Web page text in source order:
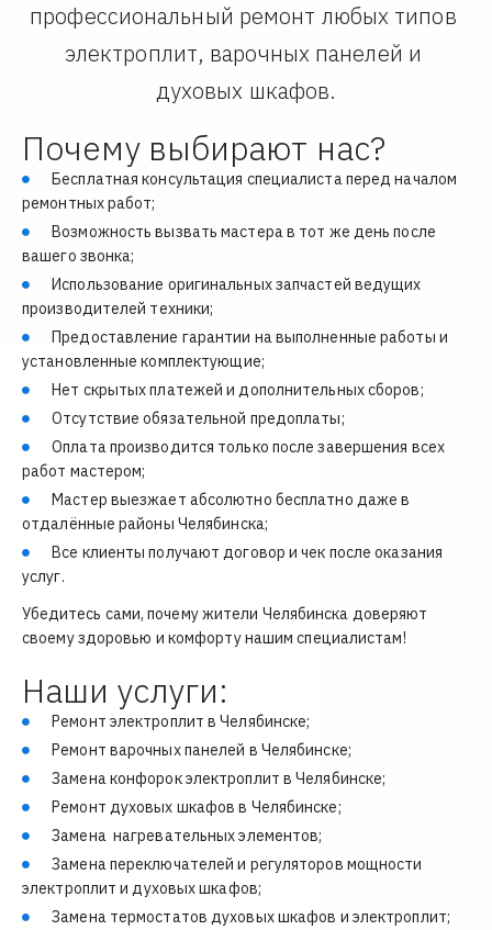
профессиональный ремонт любых типов
электроплит, варочных панелей и
духовых шкафов.
Почему выбирают нас?
Бесплатная консультация специалиста перед началом
ремонтных работ;
Возможность вызвать мастера в тот же день после
вашего звонка;
Использование оригинальных запчастей ведущих
производителей техники;
Предоставление гарантии на выполненные работы и
установленные комплектующие;
Нет скрытых платежей и дополнительных сборов;
Отсутствие обязательной предоплаты;
Оплата производится только после завершения всех
работ мастером;
Мастер выезжает абсолютно бесплатно даже в
отдалённые районы Челябинска;
Все клиенты получают договор и чек после оказания
услуг.
Убедитесь сами, почему жители Челябинска доверяют
своему здоровью и комфорту нашим специалистам!
Наши услуги:
Ремонт электроплит в Челябинске;
Ремонт варочных панелей в Челябинске;
Замена конфорок электроплит в Челябинске;
Ремонт духовых шкафов в Челябинске;
Замена  нагревательных элементов;
Замена переключателей и регуляторов мощности
электроплит и духовых шкафов;
Замена термостатов духовых шкафов и электроплит;